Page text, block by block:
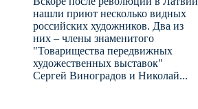
нашли приют несколько видных
российских художников. Два из
них – члены знаменитого
"Товарищества передвижных
художественных выставок"
Сергей Виноградов и Николай...